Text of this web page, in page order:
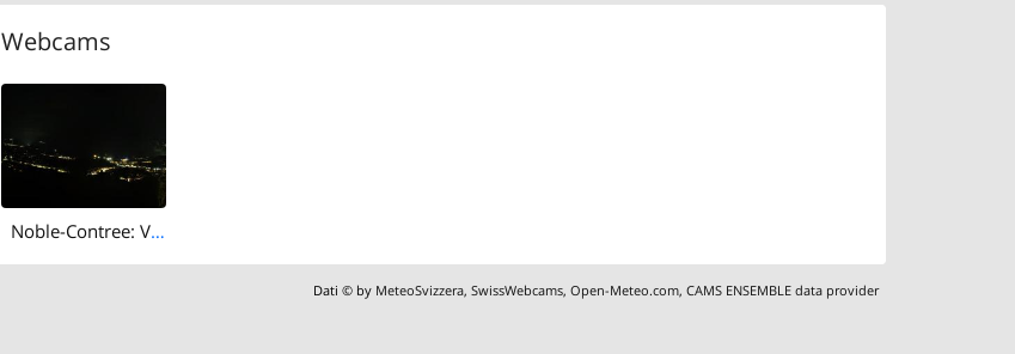
Webcams
Noble-Contree: Venthône - Sierre - Salquenen - Val d'Anniviers
Dati © by MeteoSvizzera,SwissWebcams,Open-Meteo.com,CAMS ENSEMBLE data provider